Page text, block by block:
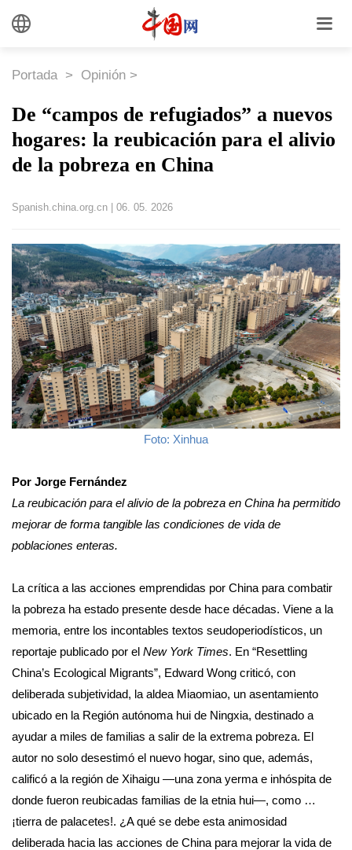
Portada > Opinión >
De “campos de refugiados” a nuevos
hogares: la reubicación para el alivio
de la pobreza en China
Spanish.china.org.cn 06. 05. 2026
Foto: Xinhua
Por Jorge Fernández
La reubicación para el alivio de la pobreza en China ha permitido
mejorar de forma tangible las condiciones de vida de
poblaciones enteras.
La crítica a las acciones emprendidas por China para combatir
la pobreza ha estado presente desde hace décadas. Viene a la
memoria, entre los incontables textos seudoperiodísticos, un
reportaje publicado por el New York Times. En “Resettling
China’s Ecological Migrants”, Edward Wong criticó, con
deliberada subjetividad, la aldea Miaomiao, un asentamiento
ubicado en la Región autónoma hui de Ningxia, destinado a
ayudar a miles de familias a salir de la extrema pobreza. El
autor no solo desestimó el nuevo hogar, sino que, además,
calificó a la región de Xihaigu —una zona yerma e inhóspita de
donde fueron reubicadas familias de la etnia hui—, como …
¡tierra de palacetes!. ¿A qué se debe esta animosidad
deliberada hacia las acciones de China para mejorar la vida de